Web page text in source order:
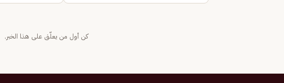
كن أول من يعلّق على هذا الخبر.